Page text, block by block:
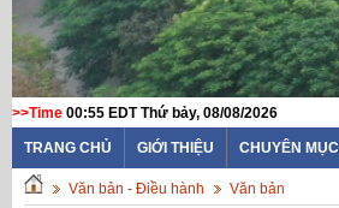
>>Time 00:55 EDT Thứ bảy, 08/08/2026
TRANG CHỦ GIỚI THIỆU CHUYÊN MỤC
Văn bản - Điều hành Văn bản